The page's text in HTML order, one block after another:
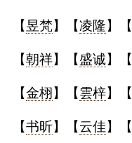
【昱梵】【凌隆】【
【朝祥】【盛诚】【
【金栩 】【雲梓】【
【书昕】【云佳】【